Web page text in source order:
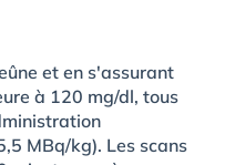
et en s'assurant
à 120 mg/dl, tous
MBq/kg). Les scans